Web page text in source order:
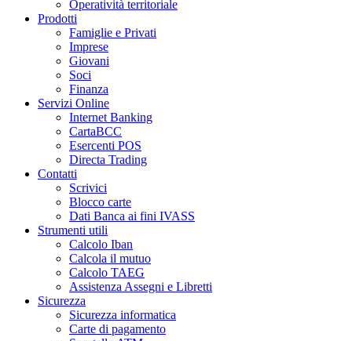
Operatività territoriale
Prodotti
Famiglie e Privati
Imprese
Giovani
Soci
Finanza
Servizi Online
Internet Banking
CartaBCC
Esercenti POS
Directa Trading
Contatti
Scrivici
Blocco carte
Dati Banca ai fini IVASS
Strumenti utili
Calcolo Iban
Calcola il mutuo
Calcolo TAEG
Assistenza Assegni e Libretti
Sicurezza
Sicurezza informatica
Carte di pagamento